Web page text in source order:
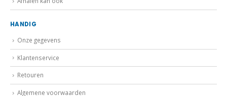
Klantenservice
Retouren
Algemene voorwaarden